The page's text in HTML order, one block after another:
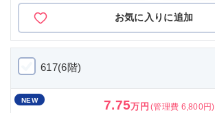
お気に入りに追加
617(6階)
NEW 7.75万円 (管理費 6,800円)